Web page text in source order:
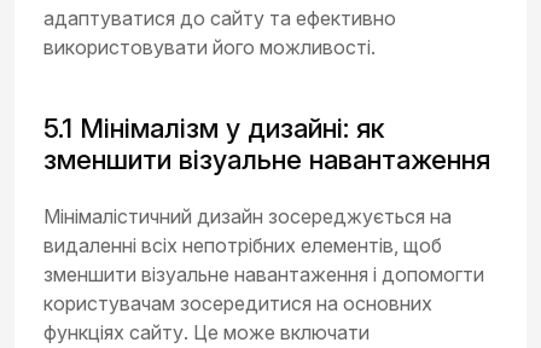
адаптуватися до сайту та ефективно
використовувати його можливості.
5.1 Мінімалізм у дизайні: як
зменшити візуальне навантаження
Мінімалістичний дизайн зосереджується на
видаленні всіх непотрібних елементів, щоб
зменшити візуальне навантаження і допомогти
користувачам зосередитися на основних
функціях сайту. Це може включати